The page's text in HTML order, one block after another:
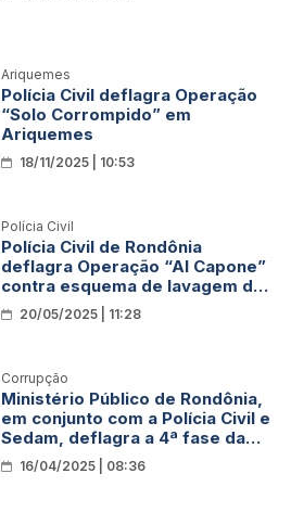
Ariquemes
Polícia Civil deflagra Operação
“Solo Corrompido” em
Ariquemes
18/11/2025 | 10:53
Polícia Civil
Polícia Civil de Rondônia
deflagra Operação “Al Capone”
contra esquema de lavagem de
dinheiro
20/05/2025 | 11:28
Corrupção
Ministério Público de Rondônia,
em conjunto com a Polícia Civil e
Sedam, deflagra a 4ª fase da
Operação “Escudo de Cinzas”
16/04/2025 | 08:36